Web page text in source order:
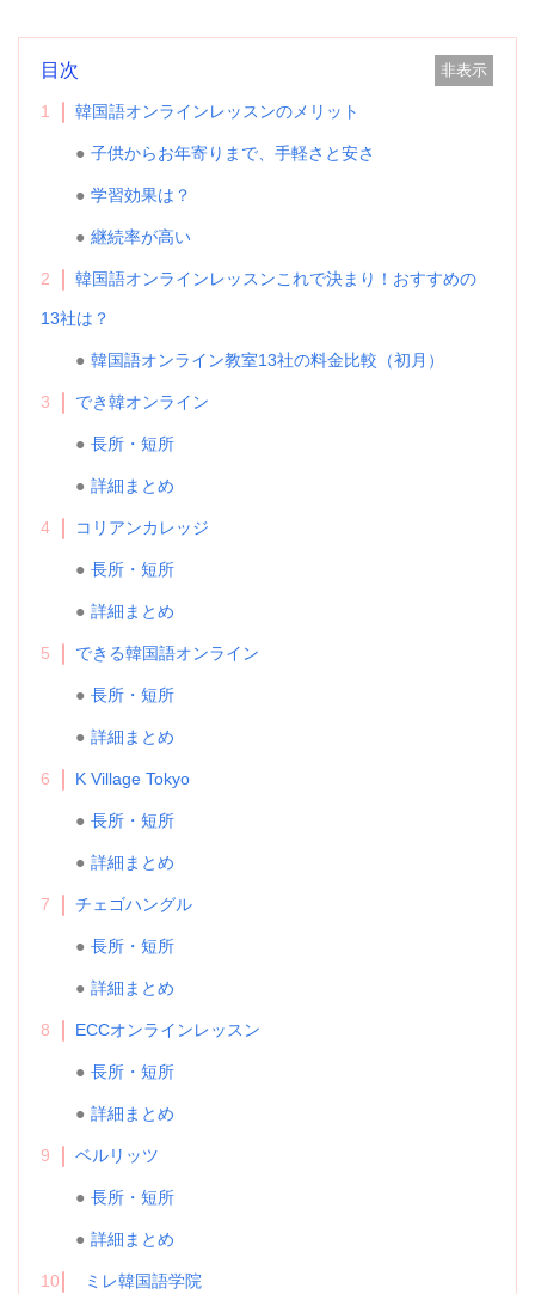
目次 非表示
1 韓国語オンラインレッスンのメリット
子供からお年寄りまで、手軽さと安さ
学習効果は？
継続率が高い
2 韓国語オンラインレッスンこれで決まり！おすすめの
13社は？
韓国語オンライン教室13社の料金比較（初月）
3 でき韓オンライン
長所・短所
詳細まとめ
4 コリアンカレッジ
長所・短所
詳細まとめ
5 できる韓国語オンライン
長所・短所
詳細まとめ
6 K Village Tokyo
長所・短所
詳細まとめ
7 チェゴハングル
長所・短所
詳細まとめ
8 ECCオンラインレッスン
長所・短所
詳細まとめ
9 ベルリッツ
長所・短所
詳細まとめ
10 ミレ韓国語学院